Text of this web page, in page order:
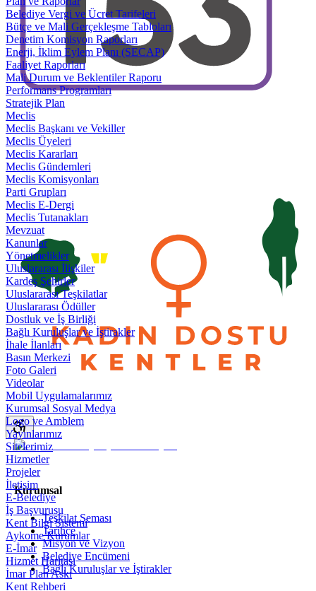
Belediye Vergi ve Ücret Tarifeleri
Bütçe ve Mali Gerçekleşme Tabloları
Denetim Komisyon Raporları
Enerji, İklim Eylem Planı (SECAP)
Faaliyet Raporları
Mali Durum ve Beklentiler Raporu
Performans Programları
Stratejik Plan
Meclis
Meclis Başkanı ve Vekiller
Meclis Üyeleri
Meclis Kararları
Meclis Gündemleri
Meclis Komisyonları
Parti Grupları
Meclis E-Dergi
Meclis Tutanakları
Mevzuat
Kanunlar
Yönetmelikler
Uluslararası İlişkiler
Kardeş Şehirler
Uluslararası Teşkilatlar
Uluslararası Ödüller
Dostluk ve İş Birliği
Bağlı Kuruluşlar ve İştirakler
İhale İlanları
Basın Merkezi
Foto Galeri
Videolar
Mobil Uygulamalarımız
Kurumsal Sosyal Medya
Logo ve Amblem
Yayınlarımız
Sitelerimiz
Hizmetler
Projeler
İletişim
E-Belediye
İş Başvurusu
Kent Bilgi Sistemi
Aykome Kurumlar
E-İmar
Hizmet Haritası
İmar Plan Askı
Kent Rehberi
Kurumsal
Teşkilat Şeması
Tarihçe
Misyon ve Vizyon
Belediye Encümeni
Bağlı Kuruluşlar ve İştirakler